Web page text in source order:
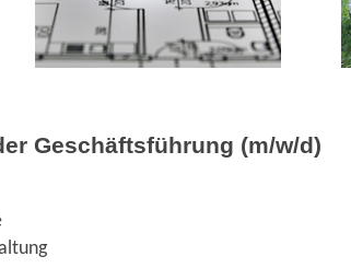
Geschäftsführung (m/w/d)